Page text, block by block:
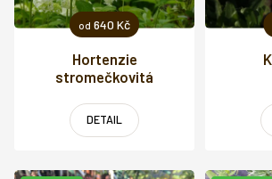
od 640 Kč
Hortenzie
stromečkovitá
DETAIL